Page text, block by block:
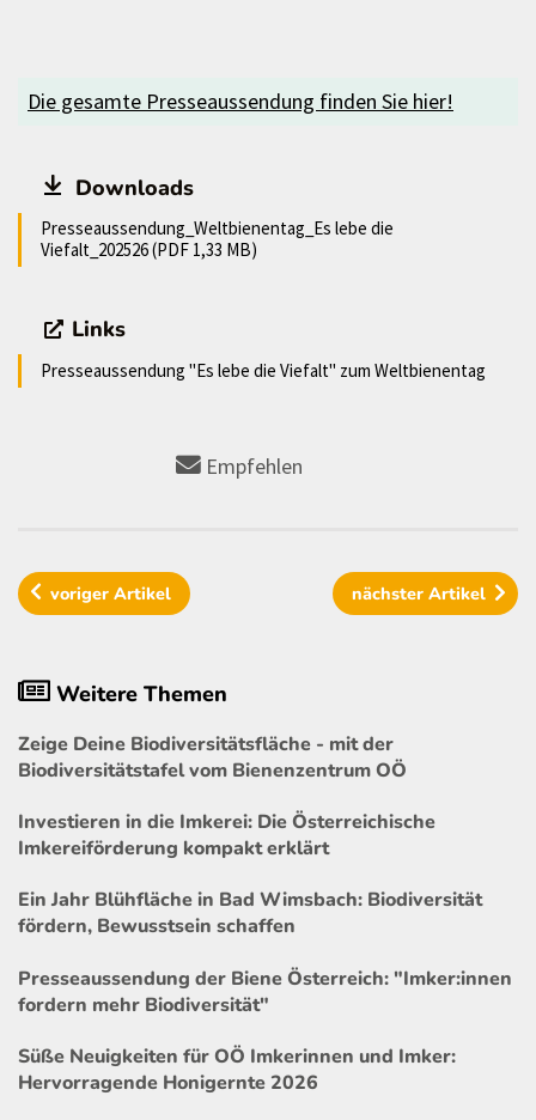
Die gesamte Presseaussendung finden Sie hier!
Downloads
Presseaussendung_Weltbienentag_Es lebe die
Viefalt_202526 (PDF 1,33 MB)
Links
Presseaussendung "Es lebe die Viefalt" zum Weltbienentag
Empfehlen
vorigerArtikel nächster Artikel
Weitere Themen
Zeige Deine Biodiversitätsfläche - mit der
Biodiversitätstafel vom Bienenzentrum OÖ
Investieren in die Imkerei: Die Österreichische
Imkereiförderung kompakt erklärt
Ein Jahr Blühfläche in Bad Wimsbach: Biodiversität
fördern, Bewusstsein schaffen
Presseaussendung der Biene Österreich: "Imker:innen
fordern mehr Biodiversität"
Süße Neuigkeiten für OÖ Imkerinnen und Imker:
Hervorragende Honigernte 2026